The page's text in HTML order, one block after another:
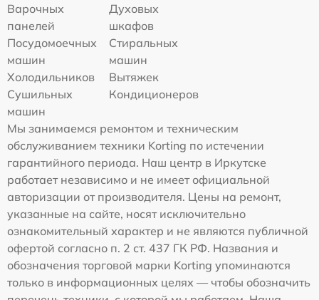
Варочных
панелей
Духовых
шкафов
Посудомоечных
машин
Стиральных
машин
Холодильников
Вытяжек
Сушильных
машин
Кондиционеров
Мы занимаемся ремонтом и техническим
обслуживанием техники Korting по истечении
гарантийного периода. Наш центр в Иркутске
работает независимо и не имеет официальной
авторизации от производителя. Цены на ремонт,
указанные на сайте, носят исключительно
ознакомительный характер и не являются публичной
офертой согласно п. 2 ст. 437 ГК РФ. Названия и
обозначения торговой марки Korting упоминаются
только в информационных целях — чтобы обозначить